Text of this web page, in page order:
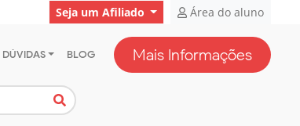
Seja um Afiliado Área do aluno
DÚVIDAS BLOG Mais Informações